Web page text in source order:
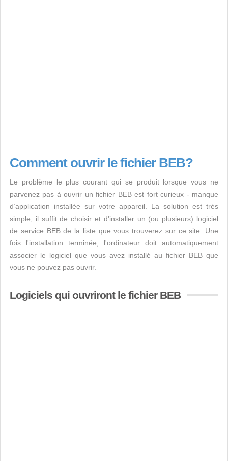
Comment ouvrir le fichier BEB?
Le problème le plus courant qui se produit lorsque vous ne
parvenez pas à ouvrir un fichier BEB est fort curieux - manque
d’application installée sur votre appareil. La solution est très
simple, il suffit de choisir et d'installer un (ou plusieurs) logiciel
de service BEB de la liste que vous trouverez sur ce site. Une
fois l'installation terminée, l'ordinateur doit automatiquement
associer le logiciel que vous avez installé au fichier BEB que
vous ne pouvez pas ouvrir.
Logiciels qui ouvriront le fichier BEB